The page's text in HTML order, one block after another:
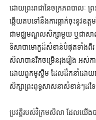
ដោយព្រះរាជានៃចក្រភពបាលៈ ព្
ឆ្លើយតបទៅនឹងការធ្លាក់ចុះនូវឧត្
ជាមជ្ឈមណ្ឌលសិក្សាមួយ ឬជាស
ទិសាបាមោក្ខដ៏សំខាន់បំផុតទាំងពី
សិលាបានរីកចម្រើនរុងរឿង អស់
ដោយពួកមូស្លីម ដែលដឹកនាំដោយ
សិក្សាព្រះពុទ្ធសាសនាសំខាន់ៗដ
ប្រវត្តិរបស់វិក្រមសិលា ដែលយើ